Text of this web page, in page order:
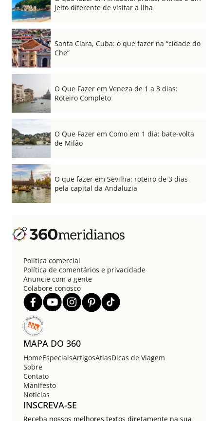
jeito diferente de visitar a ilha
Santa Clara, Cuba: o que fazer na “cidade do
Che”
O Que Fazer em Veneza de 1 a 3 dias:
Roteiro Completo
O Que Fazer em Como em 1 dia: bate-volta
de Milão
O que fazer em Sevilha: roteiro de 3 dias
pela capital da Andaluzia
Política comercial
Política de comentários e privacidade
Anuncie com a gente
Colabore conosco
MAPA DO 360
HomeEspeciaisArtigosAtlasDicas de Viagem
Sobre
Contato
Manifesto
Notícias
INSCREVA-SE
Receba nossos melhores textos diretamente na sua